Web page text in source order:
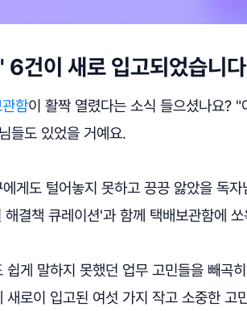
6건이 새로 입고되었습니
함이 활짝 열렸다는 소식 들으셨나요? "
들도 있었을 거예요.
게도 털어놓지 못하고 끙끙 앓았을 독자
결책 큐레이션'과 함께 택배보관함에
게 말하지 못했던 업무 고민들을 빼곡
로이 입고된 여섯 가지 작고 소중한 고